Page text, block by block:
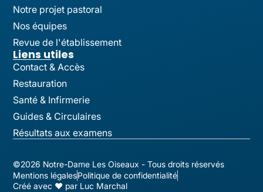
Notre projet pastoral
Nos équipes
Revue de l'établissement
Liens utiles
Contact & Accès
Restauration
Santé & Infirmerie
Guides & Circulaires
Résultats aux examens
©2026 Notre-Dame Les Oiseaux - Tous droits réservés
Mentions légalesPolitique de confidentialité
Créé avec ♥ par Luc Marchal